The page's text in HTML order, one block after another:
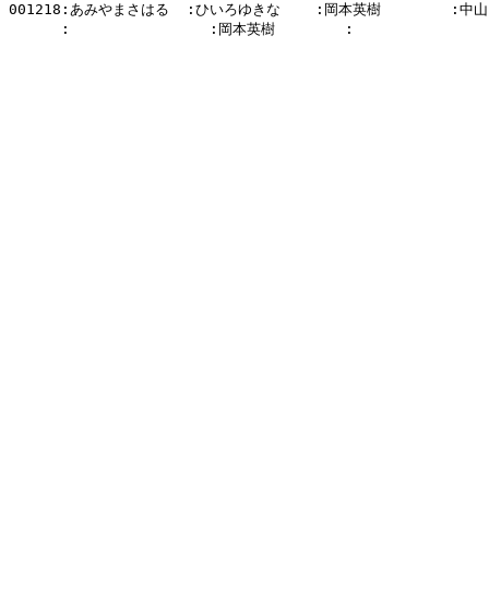
001218:あみやまさはる  :ひいろゆきな    :岡本英樹        :中山